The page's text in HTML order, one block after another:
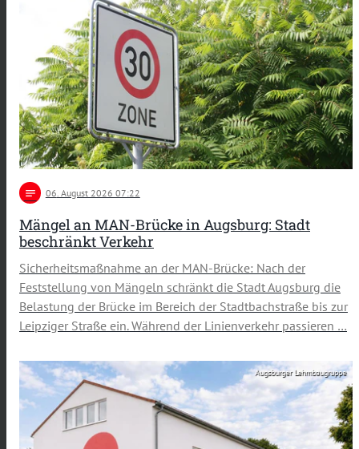
notes 06 . August 2026 07:22
Mängel an MAN-Brücke in Augsburg: Stadt
beschränkt Verkehr
Sicherheitsmaßnahme an der MAN-Brücke: Nach der
Feststellung von Mängeln schränkt die Stadt Augsburg die
Belastung der Brücke im Bereich der Stadtbachstraße bis zur
Leipziger Straße ein. Während der Linienverkehr passieren …
Augsburger Lehmbaugruppe